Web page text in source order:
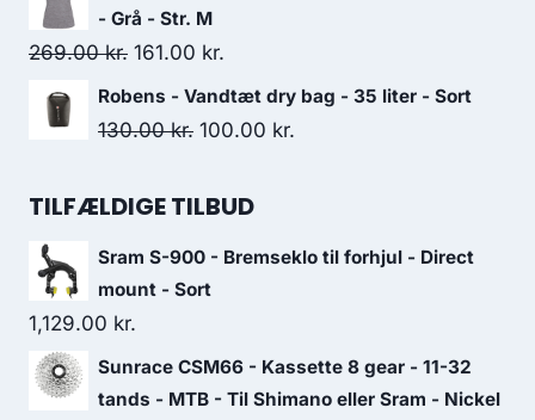
was:
799.00 kr..
- Grå - Str. M
269.00kr. Original
price
was:
161.00 kr.
price
is:
Robens - Vandtæt dry bag - 35 liter - Sort
130.00kr. Original
was:
100.00 kr.
TILFÆLDIGE TILBUD
Sram S-900 - Bremseklo til forhjul - Direct
mount - Sort
1,129.00 kr.
Sunrace CSM66 - Kassette 8 gear - 11-32
tands - MTB - Til Shimano eller Sram - Nickel